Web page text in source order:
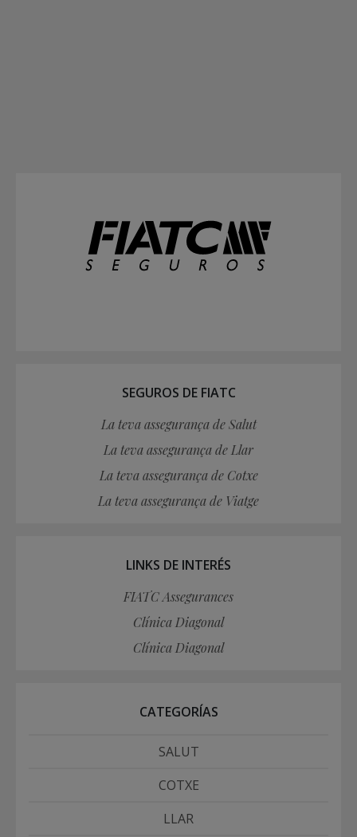
SEGUROS DE FIATC
La teva assegurança de Salut
La teva assegurança de Llar
La teva assegurança de Cotxe
La teva assegurança de Viatge
LINKS DE INTERÉS
FIATC Assegurances
Clínica Diagonal
Clínica Diagonal
CATEGORÍAS
SALUT
COTXE
LLAR